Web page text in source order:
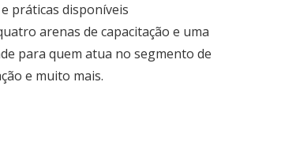
práticas disponíveis
arenas de capacitação e uma
para quem atua no segmento de
e muito mais.